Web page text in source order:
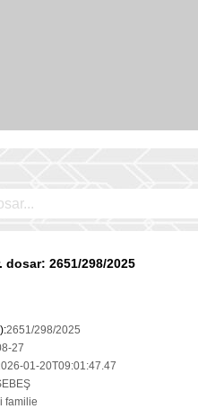
dosar: 2651/298/2025
:2651/298/2025
27
01-20T09:01:47.47
familie